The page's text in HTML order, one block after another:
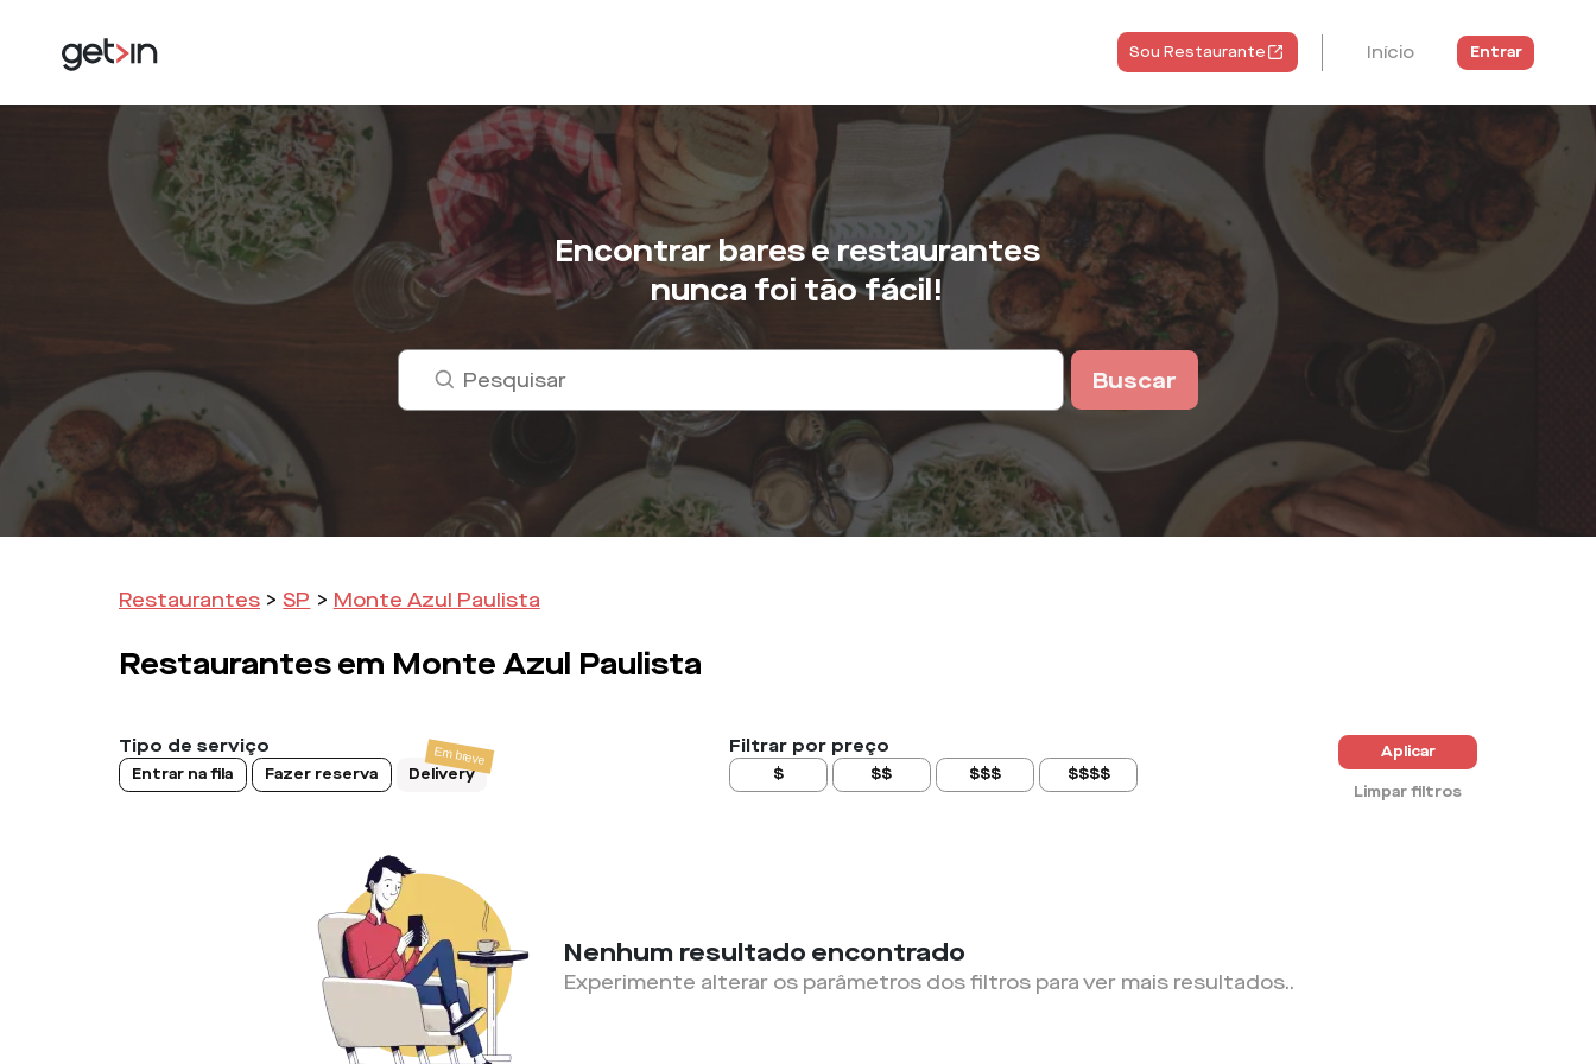
Sou Restaurante Início Entrar
Encontrar bares e restaurantes
nunca foi tão fácil!
Buscar
Restaurantes > SP > Monte Azul Paulista
Restaurantes em Monte Azul Paulista
Tipo de serviço
Entrar na fila Fazer reserva Delivery
Filtrar por preço
$ $$ $$$ $$$$
Aplicar
Limpar filtros
Nenhum resultado encontrado
Experimente alterar os parâmetros dos filtros para ver mais resultados..